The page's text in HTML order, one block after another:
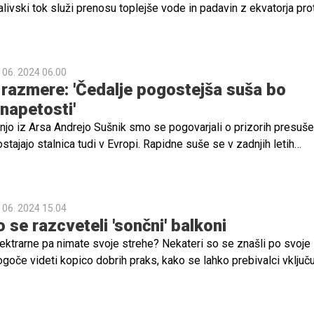
dopolnitve učinkovite.
tok služi prenosu toplejše vode in padavin z ekvatorja
pa so prvič napovedali, kdaj bi se to lahko zgodilo. In
06. 2024 06.00
'Čedalje pogostejša suša bo
iz Arsa Andrejo Sušnik smo se pogovarjali o prizorih
stalnica tudi v Evropi. Rapidne suše se v zadnjih letih
in zmanjšanjem skupne količine padavin v 21. stoletju v večjem
Hkrati se bo znatno povečala verjetnost vročinskih
k pogostejšim in izrazitejšim poletnim sušam.
06. 2024 15.04
se razcveteli 'sončni' balkoni
pa nimate svoje strehe? Nekateri so se znašli po svoje
videti kopico dobrih praks, kako se lahko prebivalci